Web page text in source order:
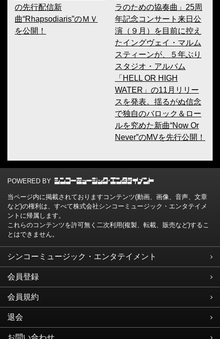
の先行配信新
曲“Rhapsodiaris”のＭＶ
を公開！
ラのための協奏曲」25周
年記念コンサート来日公
演（９月）を目前に控え
たイングヴェイ・マルム
スティーンが、５年ぶり
スタジオ・アルバム
「HELL OR HIGH
WATER」の11月リリー
スを発表。揺るがぬ信念
で独自のバロック＆ロー
ルを究めた新曲“Now Or
Never”のMVを先行公開！
POWERED BY
当ページ内に掲載されておりますコンテンツ(動画、画像、音声、文章
など)の権利は、すべて株式会社シンコーミュージック・エンタテイメ
ントに帰属します。
これらのコンテンツを許可無く二次利用(複製、転載、販売など)するこ
とはできません。
シンコーミュージック・エンタテイメント
会員登録
会員規約
退会
お問い合わせ